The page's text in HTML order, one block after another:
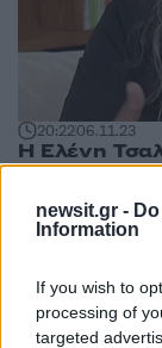
newsit.gr -
Information
If you wish to
processing of
targeted
20:2206.11.23
Η Ελένη
χωρίς